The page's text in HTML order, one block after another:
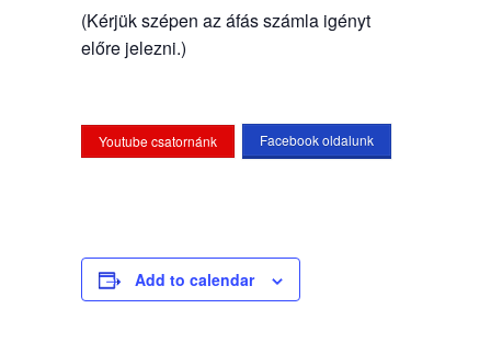
(Kérjük szépen az áfás számla igényt
előre jelezni.)
Youtube csatornánk Facebook oldalunk
Add to calendar